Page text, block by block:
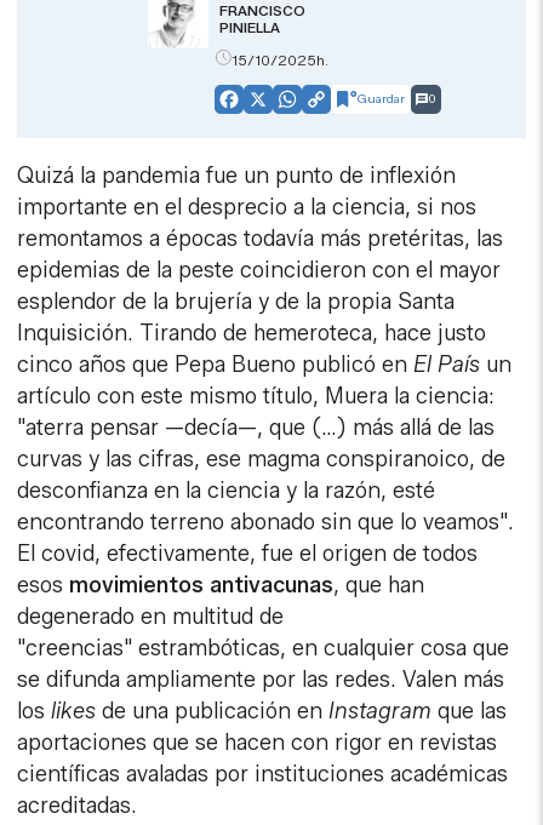
FRANCISCO
PINIELLA
15/10/2025h.
Facebook
X WhatsApp
CopyGuardar 0
Quizá la pandemia fue un punto de inflexión
importante en el desprecio a la ciencia, si nos
remontamos a épocas todavía más pretéritas, las
epidemias de la peste coincidieron con el mayor
esplendor de la brujería y de la propia Santa
Inquisición. Tirando de hemeroteca, hace justo
cinco años que Pepa Bueno publicó enEl País un
artículo con este mismo título, Muera la ciencia:
"aterra pensar —decía—, que (…) más allá de las
curvas y las cifras, ese magma conspiranoico, de
desconfianza en la ciencia y la razón, esté
encontrando terreno abonado sin que lo veamos".
El covid, efectivamente, fue el origen de todos
esos movimientos antivacunas, que han
degenerado en multitud de
"creencias" estrambóticas, en cualquier cosa que
se difunda ampliamente por las redes. Valen más
loslikes de una publicación enInstagram que las
aportaciones que se hacen con rigor en revistas
científicas avaladas por instituciones académicas
acreditadas.